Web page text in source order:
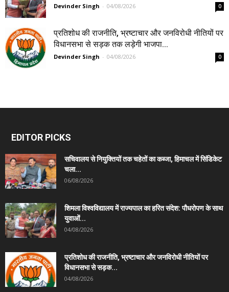
Devinder Singh - 04/08/2026 0
प्रतिशोध की राजनीति, भ्रष्टाचार और जनविरोधी नीतियों पर
विधानसभा से सड़क तक लड़ेगी भाजपा...
Devinder Singh - 04/08/2026 0
EDITOR PICKS
सचिवालय से नियुक्तियों तक चहेतों का कब्जा, हिमाचल में सिंडिकेट
चला...
06/08/2026
शिमला विश्वविद्यालय में राज्यपाल का हरित संदेश: पौधरोपण के साथ
युवाओं...
04/08/2026
प्रतिशोध की राजनीति, भ्रष्टाचार और जनविरोधी नीतियों पर
विधानसभा से सड़क...
04/08/2026